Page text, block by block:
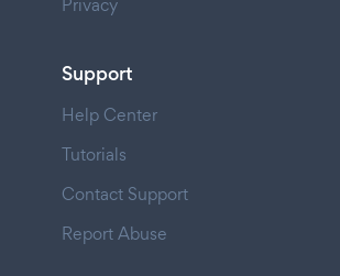
Privacy
Support
Help Center
Tutorials
Contact Support
Report Abuse